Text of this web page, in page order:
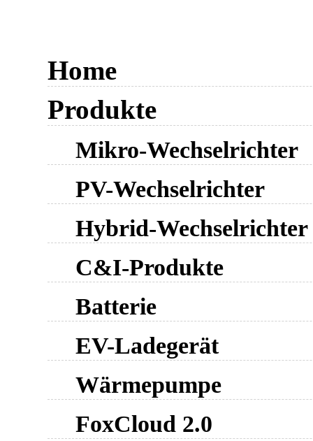
Home
Produkte
Mikro-Wechselrichter
PV-Wechselrichter
Hybrid-Wechselrichter
C&I-Produkte
Batterie
EV-Ladegerät
Wärmepumpe
FoxCloud 2.0